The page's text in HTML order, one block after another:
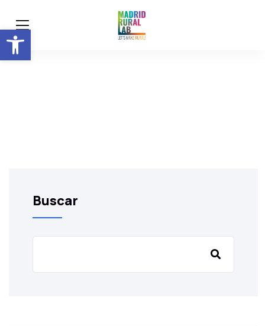
Abrir barra de herramientas
Buscar